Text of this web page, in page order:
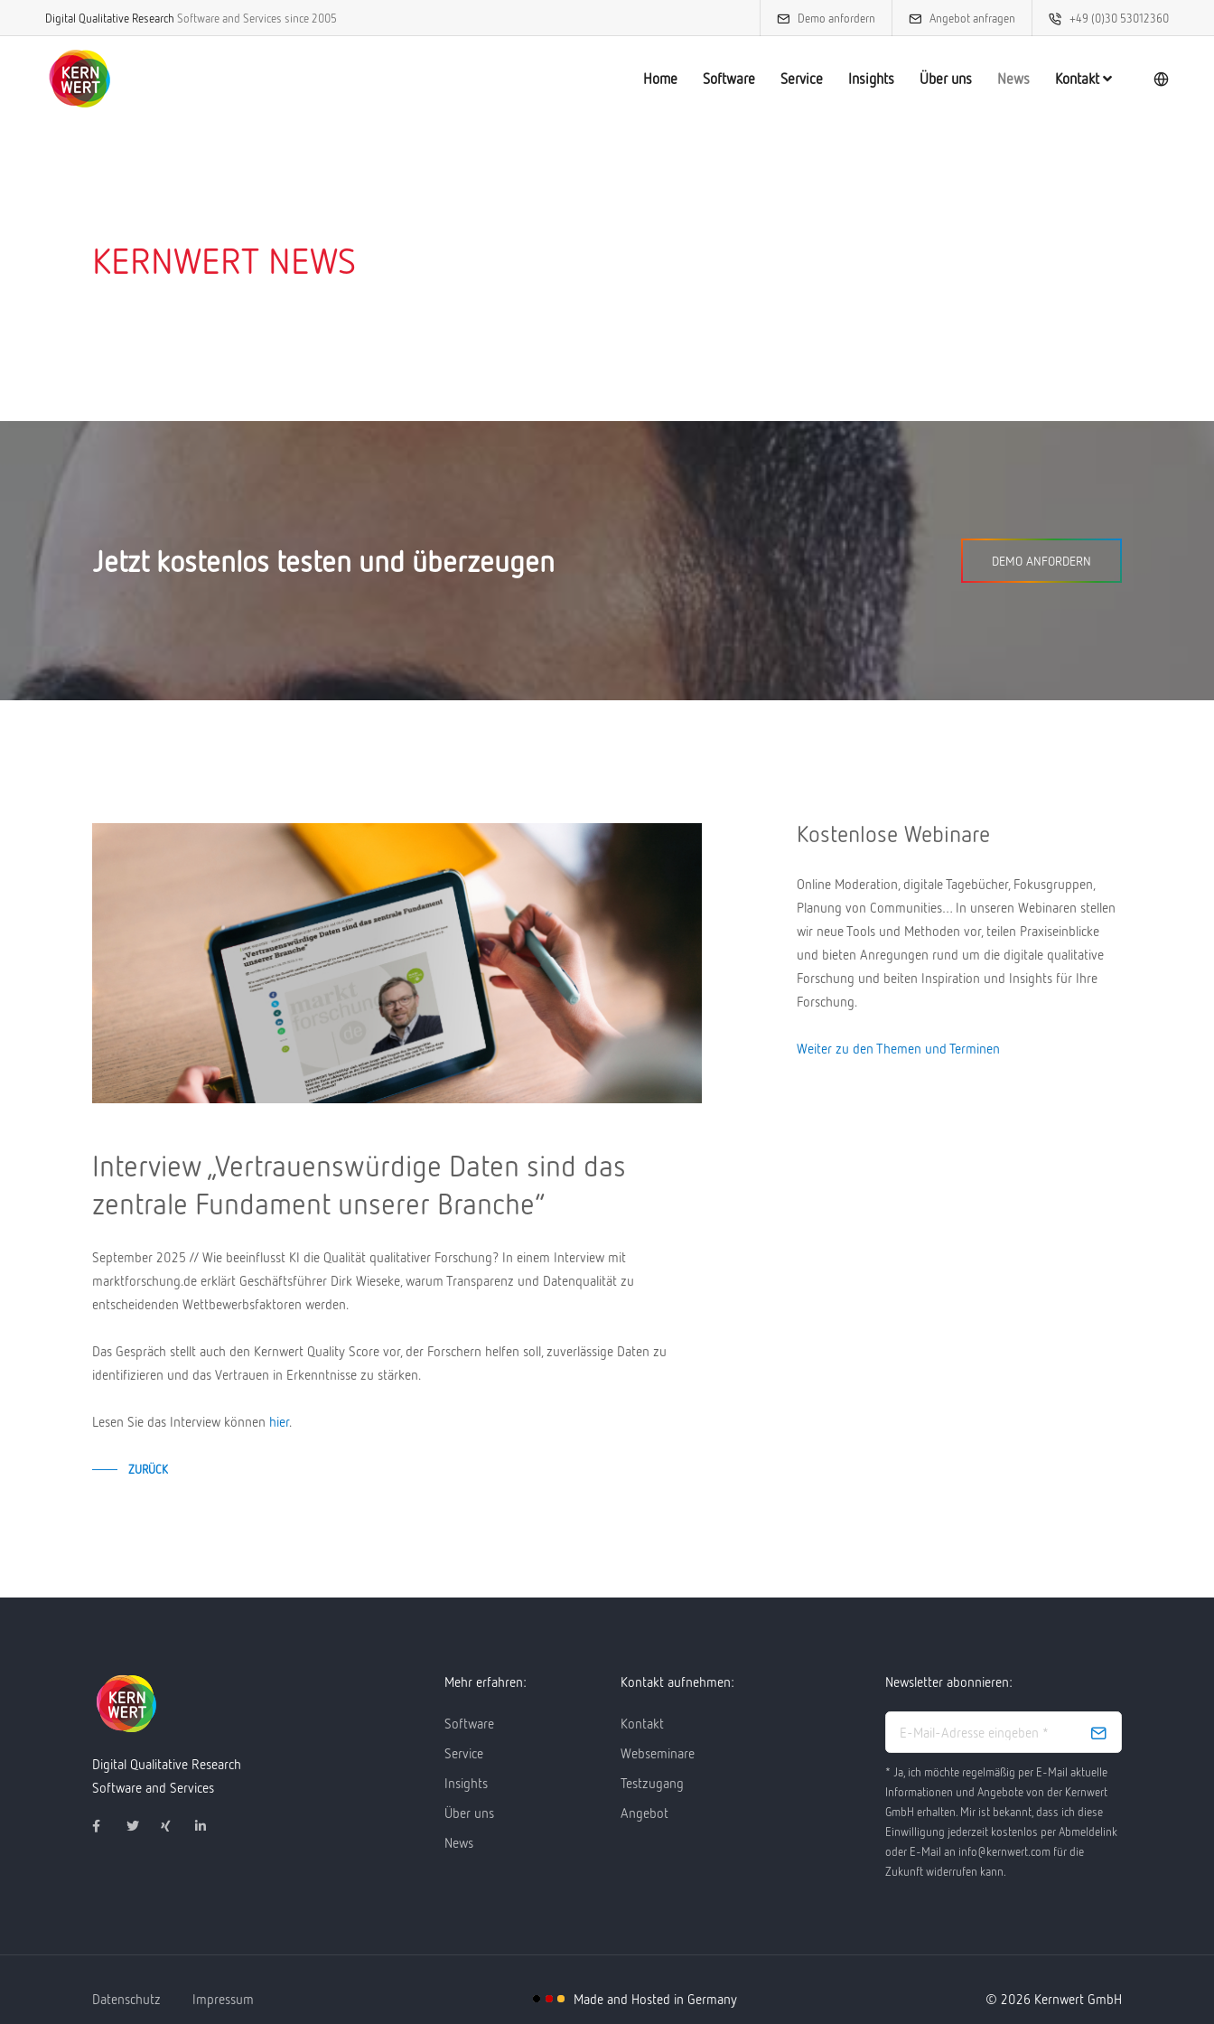
Digital Qualitative Research Software and Services since 2005 Demo anfordern Angebot anfragen +49 (0)30 53012360
Home Software Service Insights Über uns News Kontakt
KERNWERT NEWS
Jetzt kostenlos testen und überzeugen DEMO ANFORDERN
Interview „Vertrauenswürdige Daten sind das
zentrale Fundament unserer Branche“
September 2025 // Wie beeinflusst KI die Qualität qualitativer Forschung? In einem Interview mit
marktforschung.de erklärt Geschäftsführer Dirk Wieseke, warum Transparenz und Datenqualität zu
entscheidenden Wettbewerbsfaktoren werden.
Das Gespräch stellt auch den Kernwert Quality Score vor, der Forschern helfen soll, zuverlässige Daten zu
identifizieren und das Vertrauen in Erkenntnisse zu stärken.
Lesen Sie das Interview können hier.
ZURÜCK
Kostenlose Webinare
Online Moderation, digitale Tagebücher, Fokusgruppen,
Planung von Communities… In unseren Webinaren stellen
wir neue Tools und Methoden vor, teilen Praxiseinblicke
und bieten Anregungen rund um die digitale qualitative
Forschung und beiten Inspiration und Insights für Ihre
Forschung.
Weiter zu den Themen und Terminen
Digital Qualitative Research
Software and Services
Mehr erfahren:
Software
Service
Insights
Über uns
News
Kontakt aufnehmen:
Kontakt
Webseminare
Testzugang
Angebot
Newsletter abonnieren:
* Ja, ich möchte regelmäßig per E-Mail aktuelle
Informationen und Angebote von der Kernwert
GmbH erhalten. Mir ist bekannt, dass ich diese
Einwilligung jederzeit kostenlos per Abmeldelink
oder E-Mail an info@kernwert.com für die
Zukunft widerrufen kann.
Datenschutz Impressum Made and Hosted in Germany © 2026 Kernwert GmbH